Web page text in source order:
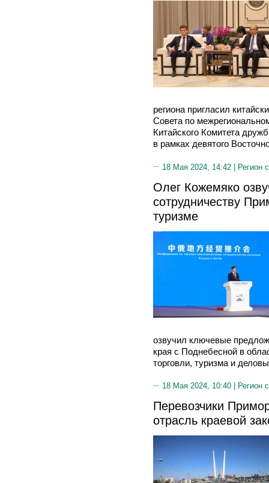
региона пригласил
Совета по
Китайского Комитета
в рамках девятого
18 Мая 2024, 14:42 | Регион
Олег Кожемяко
сотрудничеству
туризме
озвучил ключевые
края с Поднебесной в
торговли, туризма и
18 Мая 2024, 10:40 | Регион
Перевозчики
отрасль краевой